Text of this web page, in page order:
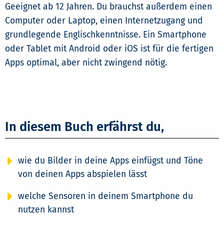
Geeignet ab 12 Jahren. Du brauchst außerdem einen
Computer oder Laptop, einen Internetzugang und
grundlegende Englischkenntnisse. Ein Smartphone
oder Tablet mit Android oder iOS ist für die fertigen
Apps optimal, aber nicht zwingend nötig.
In diesem Buch erfährst du,
wie du Bilder in deine Apps einfügst und Töne
von deinen Apps abspielen lässt
welche Sensoren in deinem Smartphone du
nutzen kannst